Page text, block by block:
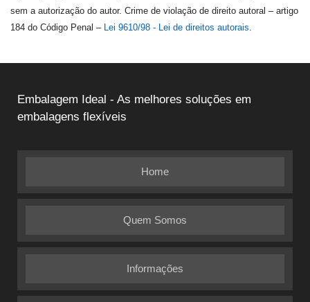
sem a autorização do autor. Crime de violação de direito autoral – artigo
184 do Código Penal – Lei 9610/98 - Lei de direitos autorais.
Embalagem Ideal - As melhores soluções em
embalagens flexíveis
Home
Quem Somos
Informações